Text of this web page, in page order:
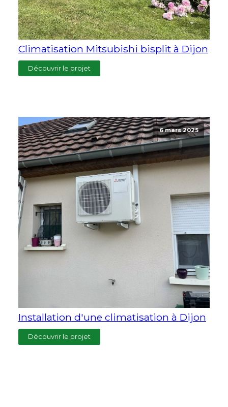
Climatisation Mitsubishi bisplit à Dijon
Découvrir le projet
6 mars 2025
Installation d'une climatisation à Dijon
Découvrir le projet